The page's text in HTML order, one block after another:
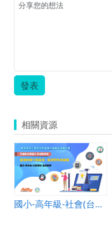
發表
相關資源
國小-高年級-社會(台灣的城鄉與區域)-B-混成教學-花蓮縣稻香國小-林淑娟老師